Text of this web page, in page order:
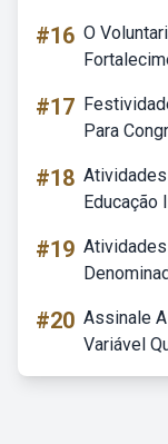
#16 O
#17
Para
#18
Educação
#19
#20 Assinale
Variável